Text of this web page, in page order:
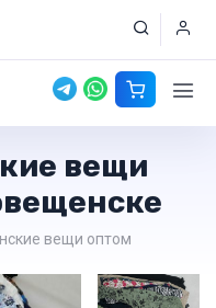
вещи
вещи оптом